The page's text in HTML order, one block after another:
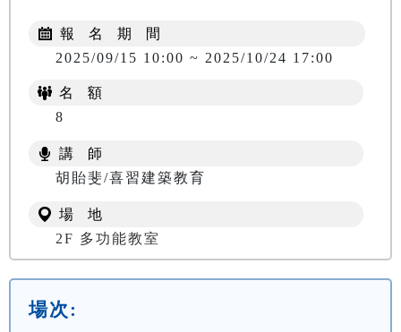
報 名 期 間
2025/09/15 10:00 ~ 2025/10/24 17:00
名 額
8
講 師
胡貽斐/喜習建築教育
場 地
2F 多功能教室
場次: